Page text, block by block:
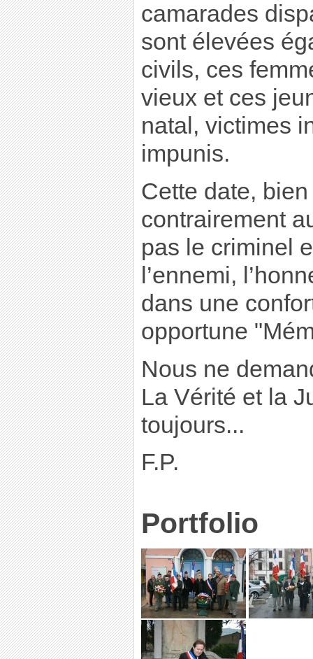
camarades
sont élevées
civils, ces
vieux et ces
natal, victimes
impunis.
Cette date, bien
contrairement
pas le criminel
l’ennemi,
dans une
opportune
Nous ne
La Vérité et la
toujours...
F.P.
Portfolio